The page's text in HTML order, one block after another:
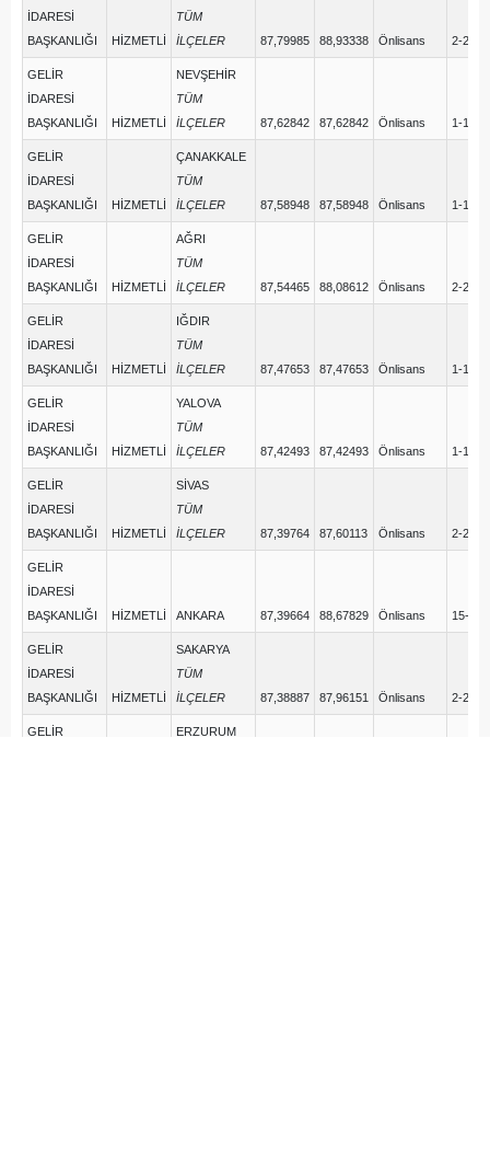
İDARESİ
BAŞKANLIĞI
HİZMETLİ
TÜM
İLÇELER
87,79985 88,93338 Önlisans 2-2
GELİR
İDARESİ
BAŞKANLIĞI
HİZMETLİ
NEVŞEHİR
TÜM
İLÇELER
87,62842 87,62842 Önlisans 1-1
GELİR
İDARESİ
BAŞKANLIĞI
HİZMETLİ
ÇANAKKALE
TÜM
İLÇELER
87,58948 87,58948 Önlisans 1-1
GELİR
İDARESİ
BAŞKANLIĞI
HİZMETLİ
AĞRI
TÜM
İLÇELER
87,54465 88,08612 Önlisans 2-2
GELİR
İDARESİ
BAŞKANLIĞI
HİZMETLİ
IĞDIR
TÜM
İLÇELER
87,47653 87,47653 Önlisans 1-1
GELİR
İDARESİ
BAŞKANLIĞI
HİZMETLİ
YALOVA
TÜM
İLÇELER
87,42493 87,42493 Önlisans 1-1
GELİR
İDARESİ
BAŞKANLIĞI
HİZMETLİ
SİVAS
TÜM
İLÇELER
87,39764 87,60113 Önlisans 2-2
GELİR
İDARESİ
BAŞKANLIĞI
HİZMETLİ ANKARA 87,39664 88,67829 Önlisans 15-15
GELİR
İDARESİ
BAŞKANLIĞI
HİZMETLİ
SAKARYA
TÜM
İLÇELER
87,38887 87,96151 Önlisans 2-2
GELİR
ERZURUM